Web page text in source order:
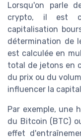
Lorsqu'on parle
crypto, il est
capitalisation
détermination de
est calculée en
total de jetons en
du prix ou du
influencer la
Par exemple, une
du Bitcoin (BTC)
effet